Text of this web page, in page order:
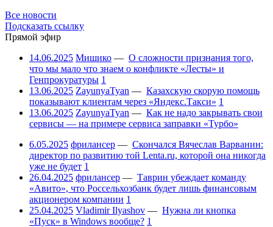
Все новости
Подсказать ссылку
Прямой эфир
14.06.2025 Мишико — О сложности признания того,
что мы мало что знаем о конфликте «Лесты» и
Генпрокуратуры 1
13.06.2025 ZayunyaTyan — Казахскую скорую помощь
показывают клиентам через «Яндекс.Такси» 1
13.06.2025 ZayunyaTyan — Как не надо закрывать свои
сервисы — на примере сервиса заправки «Турбо»
6.05.2025 фрилансер — Скончался Вячеслав Варванин:
директор по развитию той Lenta.ru, которой она никогда
уже не будет 1
26.04.2025 фрилансер — Таврин убеждает команду
«Авито», что Россельхозбанк будет лишь финансовым
акционером компании 1
25.04.2025 Vladimir Ilyashov — Нужна ли кнопка
«Пуск» в Windows вообще? 1